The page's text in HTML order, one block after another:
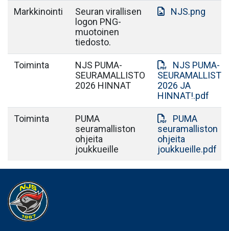
Markkinointi
Seuran virallisen
logon PNG-
muotoinen
tiedosto.
NJS.png
Toiminta
NJS PUMA-
SEURAMALLISTO
2026 HINNAT
NJS PUMA-
SEURAMALLISTO
2026 JA
HINNAT!.pdf
Toiminta
PUMA
seuramalliston
ohjeita
joukkueille
PUMA
seuramalliston
ohjeita
joukkueille.pdf